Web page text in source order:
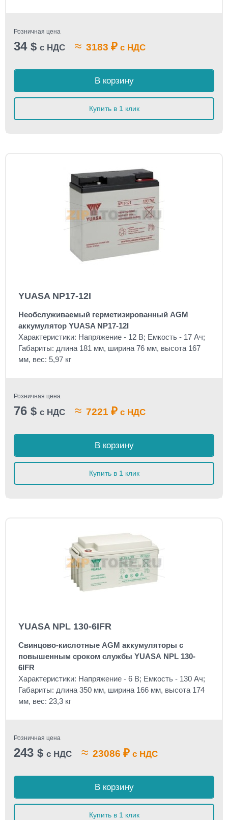
Розничная цена
34 $ с НДС ≈ 3183 ₽ с НДС
В корзину
Купить в 1 клик
YUASA NP17-12I
Необслуживаемый герметизированный AGM
аккумулятор YUASA NP17-12I
Характеристики: Напряжение - 12 В; Емкость - 17 Ач;
Габариты: длина 181 мм, ширина 76 мм, высота 167
мм, вес: 5,97 кг
Розничная цена
76 $ с НДС ≈ 7221 ₽ с НДС
В корзину
Купить в 1 клик
YUASA NPL 130-6IFR
Свинцово-кислотные AGM аккумуляторы с
повышенным сроком службы YUASA NPL 130-
6IFR
Характеристики: Напряжение - 6 В; Емкость - 130 Ач;
Габариты: длина 350 мм, ширина 166 мм, высота 174
мм, вес: 23,3 кг
Розничная цена
243 $ с НДС ≈ 23086 ₽ с НДС
В корзину
Купить в 1 клик